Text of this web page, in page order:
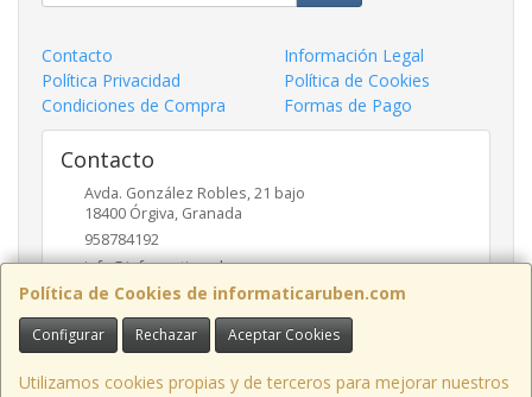
Política de Cookies de informaticaruben.com
Configurar Rechazar Aceptar Cookies
Utilizamos cookies propias y de terceros para mejorar nuestros
Contacto
Información Legal
Política Privacidad
Política de Cookies
Condiciones de Compra
Formas de Pago
Contacto
Avda. González Robles, 21 bajo
18400 Órgiva, Granada
958784192
info@informaticaruben.com
Horario
9.30 a 14 y 17 a 20 horas